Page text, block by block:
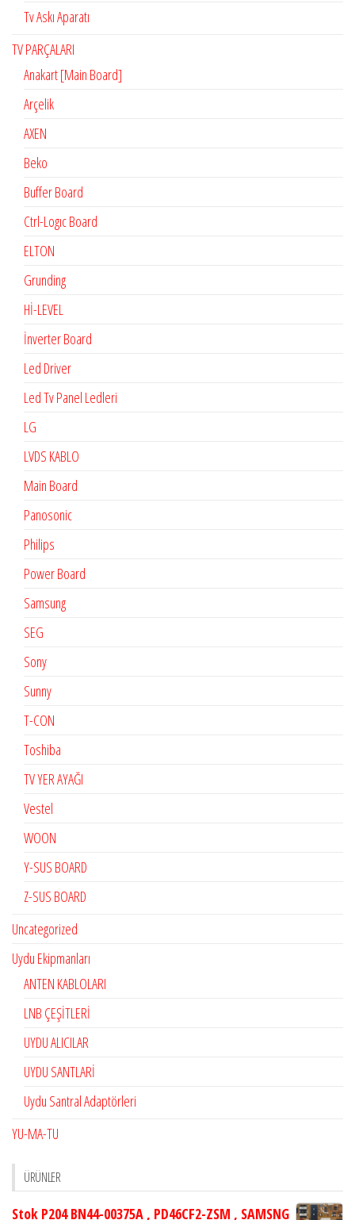
Tv Askı Aparatı
TV PARÇALARI
Anakart [Main Board]
Arçelik
AXEN
Beko
Buffer Board
Ctrl-Logıc Board
ELTON
Grunding
Hİ-LEVEL
İnverter Board
Led Driver
Led Tv Panel Ledleri
LG
LVDS KABLO
Main Board
Panosonic
Philips
Power Board
Samsung
SEG
Sony
Sunny
T-CON
Toshiba
TV YER AYAĞI
Vestel
WOON
Y-SUS BOARD
Z-SUS BOARD
Uncategorized
Uydu Ekipmanları
ANTEN KABLOLARI
LNB ÇEŞİTLERİ
UYDU ALICILAR
UYDU SANTLARİ
Uydu Santral Adaptörleri
YU-MA-TU
ÜRÜNLER
Stok P204 BN44-00375A , PD46CF2-ZSM , SAMSNG